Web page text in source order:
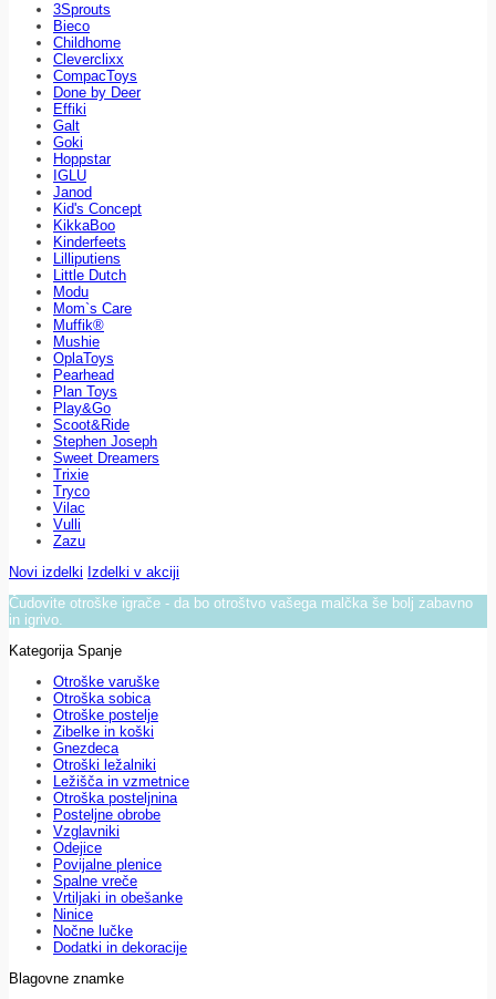
3Sprouts
Bieco
Childhome
Cleverclixx
CompacToys
Done by Deer
Effiki
Galt
Goki
Hoppstar
IGLU
Janod
Kid's Concept
KikkaBoo
Kinderfeets
Lilliputiens
Little Dutch
Modu
Mom`s Care
Muffik®
Mushie
OplaToys
Pearhead
Plan Toys
Play&Go
Scoot&Ride
Stephen Joseph
Sweet Dreamers
Trixie
Tryco
Vilac
Vulli
Zazu
Novi izdelki Izdelki v akciji
Čudovite otroške igrače - da bo otroštvo vašega malčka še bolj zabavno
in igrivo.
Kategorija Spanje
Otroške varuške
Otroška sobica
Otroške postelje
Zibelke in koški
Gnezdeca
Otroški ležalniki
Ležišča in vzmetnice
Otroška posteljnina
Posteljne obrobe
Vzglavniki
Odejice
Povijalne plenice
Spalne vreče
Vrtiljaki in obešanke
Ninice
Nočne lučke
Dodatki in dekoracije
Blagovne znamke